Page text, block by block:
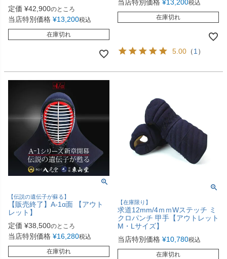
定価 ¥42,900のところ
当店特別価格 ¥13,200税込
在庫切れ
当店特別価格 ¥13,200税込
在庫切れ
5.00 （1 ）
【伝説の遺伝子が蘇る】
【販売終了】A-1α面 【アウト
レット】
定価 ¥38,500のところ
当店特別価格 ¥16,280税込
在庫切れ
【在庫限り】
求道12mm/4ｍｍWステッチ ミ
クロパンチ 甲手【アウトレット
M・Lサイズ】
当店特別価格 ¥10,780税込
在庫切れ